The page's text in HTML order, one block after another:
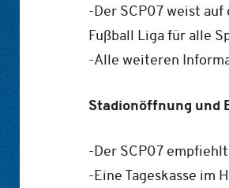
-Der SCP07 weist
Fußball Liga für alle
-Alle weiteren
Stadionöffnung und
-Der SCP07
-Eine Tageskasse im